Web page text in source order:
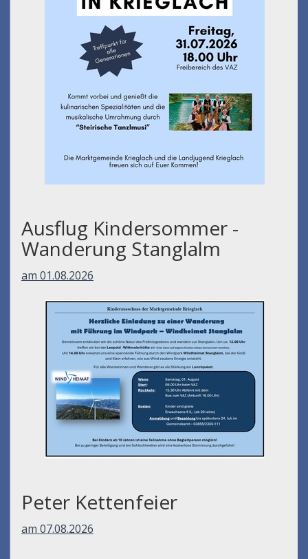
Ausflug Kindersommer -
Wanderung Stanglalm
am 01.08.2026
Peter Kettenfeier
am 07.08.2026